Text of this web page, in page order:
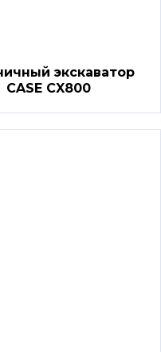
экскаватор
CASE CX800